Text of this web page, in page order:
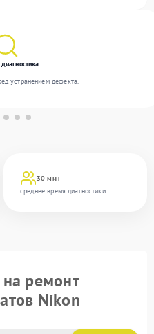
30 мин
среднее время диагностики
устранением дефекта.
на ремонт
Nikon